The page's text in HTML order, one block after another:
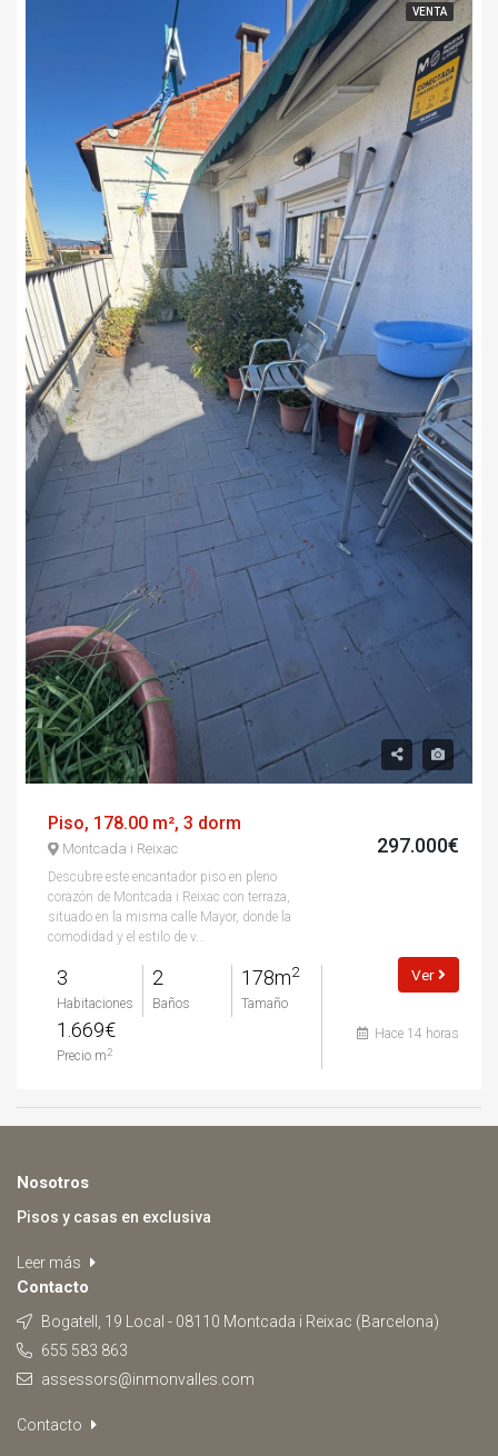
VENTA
Piso, 178.00 m², 3 dorm
Montcada i Reixac
Descubre este encantador piso en pleno
corazón de Montcada i Reixac con terraza,
situado en la misma calle Mayor, donde la
comodidad y el estilo de v...
3
Habitaciones
2
Baños
178m2
Tamaño
1.669€
Precio m 2
297.000€
Ver
Hace 14 horas
Nosotros
Pisos y casas en exclusiva
Leer más
Contacto
Bogatell, 19 Local - 08110 Montcada i Reixac (Barcelona)
655 583 863
assessors@inmonvalles.com
Contacto